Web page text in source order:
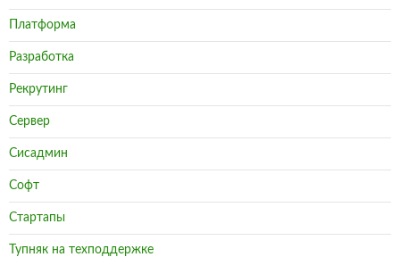
Платформа
Разработка
Рекрутинг
Сервер
Сисадмин
Софт
Стартапы
Тупняк на техподдержке